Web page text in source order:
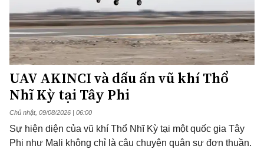
UAV AKINCI và dấu ấn vũ khí Thổ
Nhĩ Kỳ tại Tây Phi
Chủ nhật, 09/08/2026 | 06:00
Sự hiện diện của vũ khí Thổ Nhĩ Kỳ tại một quốc gia Tây
Phi như Mali không chỉ là câu chuyện quân sự đơn thuần.